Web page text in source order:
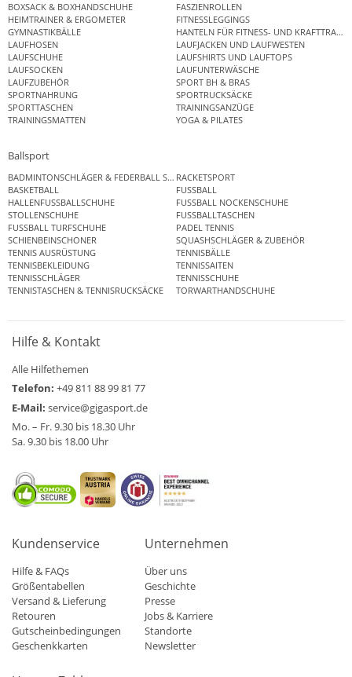
BOXSACK & BOXHANDSCHUHE
FASZIENROLLEN
HEIMTRAINER & ERGOMETER
FITNESSLEGGINGS
GYMNASTIKBÄLLE
HANTELN FÜR FITNESS- UND
LAUFHOSEN
LAUFJACKEN UND LAUFWESTEN
LAUFSCHUHE
LAUFSHIRTS UND LAUFTOPS
LAUFSOCKEN
LAUFUNTERWÄSCHE
LAUFZUBEHÖR
SPORT BH & BRAS
SPORTNAHRUNG
SPORTRUCKSÄCKE
SPORTTASCHEN
TRAININGSANZÜGE
TRAININGSMATTEN
YOGA & PILATES
Ballsport
BADMINTONSCHLÄGER & FEDERBALL SETSRACKETSPORT
BASKETBALL
FUSSBALL
HALLENFUSSBALLSCHUHE
FUSSBALL NOCKENSCHUHE
STOLLENSCHUHE
FUSSBALLTASCHEN
FUSSBALL TURFSCHUHE
PADEL TENNIS
SCHIENBEINSCHONER
SQUASHSCHLÄGER & ZUBEHÖR
TENNIS AUSRÜSTUNG
TENNISBÄLLE
TENNISBEKLEIDUNG
TENNISSAITEN
TENNISSCHLÄGER
TENNISSCHUHE
TENNISTASCHEN & TENNISRUCKSÄCKE
TORWARTHANDSCHUHE
Hilfe & Kontakt
Alle Hilfethemen
Telefon: +49 811 88 99 81 77
E-Mail: service@gigasport.de
Mo. – Fr. 9.30 bis 18.30 Uhr
Sa. 9.30 bis 18.00 Uhr
Kundenservice
Hilfe & FAQs
Größentabellen
Versand & Lieferung
Retouren
Gutscheinbedingungen
Geschenkkarten
Unternehmen
Über uns
Geschichte
Presse
Jobs & Karriere
Standorte
Newsletter